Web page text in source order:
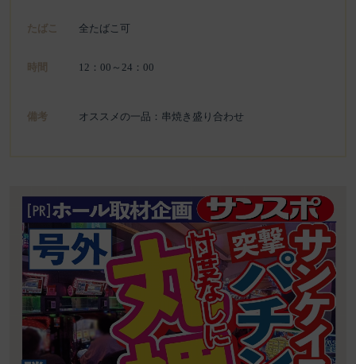
たばこ 全たばこ可
時間 12：00～24：00
備考 オススメの一品：串焼き盛り合わせ